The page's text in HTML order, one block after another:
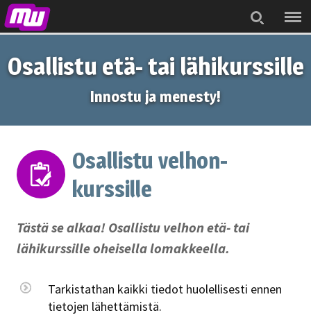
Osallistu etä- tai lähikurssille
Innostu ja menesty!
Osallistu velhon-
kurssille
Tästä se alkaa! Osallistu velhon etä- tai
lähikurssille oheisella lomakkeella.
Tarkistathan kaikki tiedot huolellisesti ennen
tietojen lähettämistä.